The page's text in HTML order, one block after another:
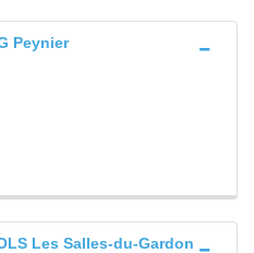
Peynier
Les Salles-du-Gardon